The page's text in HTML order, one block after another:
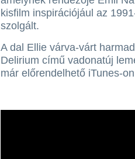
kisfilm inspirációjául az
szolgált.
A dal Ellie várva-várt
Delirium című vadonatúj
már előrendelhető iTunes-